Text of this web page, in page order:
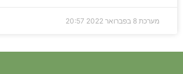
מערכת 8 בפברואר 2022 20:57